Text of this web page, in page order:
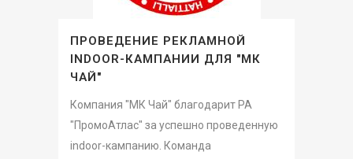
ПРОВЕДЕНИЕ РЕКЛАМНОЙ
INDOOR-КАМПАНИИ ДЛЯ "МК
ЧАЙ"
Компания "МК Чай" благодарит РА
"ПромоАтлас" за успешно проведенную
indoor-кампанию. Команда